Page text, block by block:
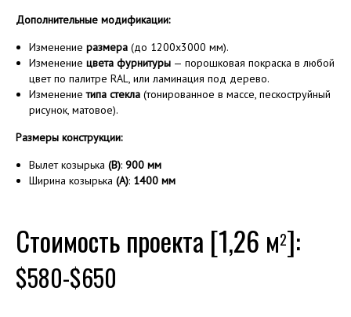
Дополнительные модификации:
Изменение размера (до 1200х3000 мм).
Изменение цвета фурнитуры — порошковая покраска в любой
цвет по палитре RAL, или ламинация под дерево.
Изменениетипа стекла (тонированное в массе, пескоструйный
рисунок, матовое).
Размеры конструкции:
Вылет козырька (B): 900 мм
Ширина козырька (А): 1400 мм
Стоимость проекта [1,26 м2]:
$580-$650